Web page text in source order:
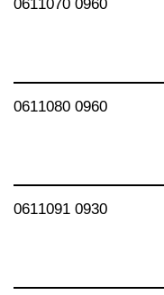
0611070 0960
0611080 0960
0611091 0930